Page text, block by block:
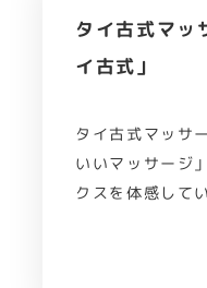
タイ古式マッ
イ古式」
タイ古式マッサ
いいマッサージ
クスを体感して